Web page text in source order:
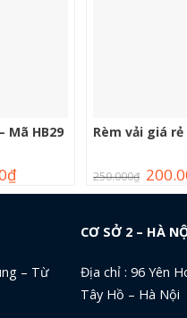
Mã HB29
₫
Rèm vải giá rẻ
250.000₫
– Từ
CƠ SỞ 2 – HÀ
Địa chỉ : 96 Yên
Tây Hồ – Hà Nội